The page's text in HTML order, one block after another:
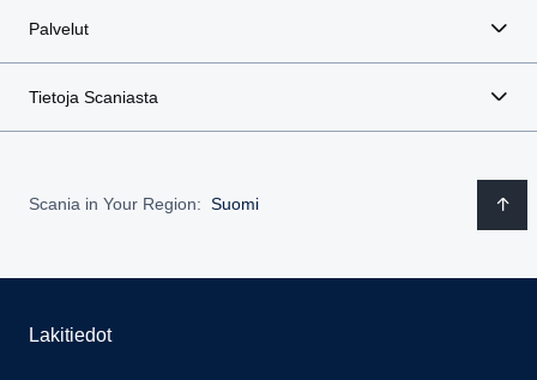
Palvelut
Tietoja Scaniasta
Scania in Your Region: Suomi
Lakitiedot